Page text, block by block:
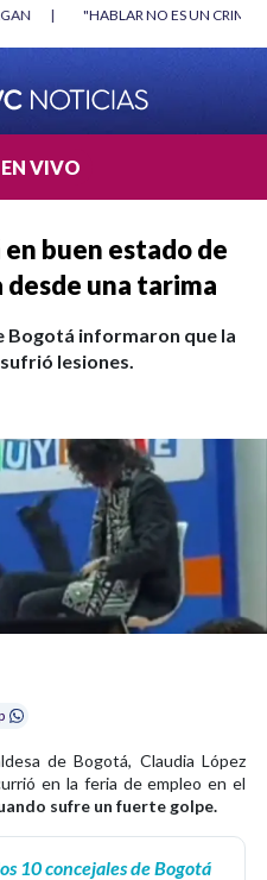
CARTA DE BETO CORAL |
VIVO
buen estado de
desde una tarima
Bogotá informaron que la
lesiones.
de Bogotá, Claudia López
en la feria de empleo en el
sufre un fuerte golpe.
10 concejales de Bogotá